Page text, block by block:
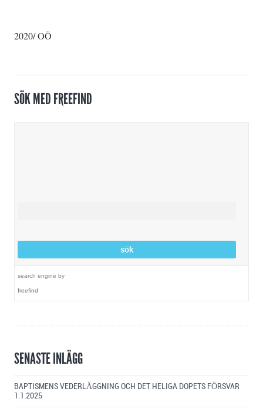
2020/ OÖ
SÖK MED FREEFIND
search engine by
freefind
SENASTE INLÄGG
BAPTISMENS VEDERLÄGGNING OCH DET HELIGA DOPETS FÖRSVAR
1.1.2025